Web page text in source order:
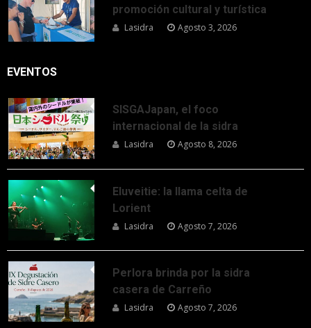
promoción cultural y turística
Lasidra Agosto 3, 2026
EVENTOS
SISGAJapan, el foco
internacional de la sidra
Lasidra Agosto 8, 2026
Eluveitie: la llama celta de
Lorient
Lasidra Agosto 7, 2026
Perlora brinda por la sidra
casera de Carreño
Lasidra Agosto 7, 2026